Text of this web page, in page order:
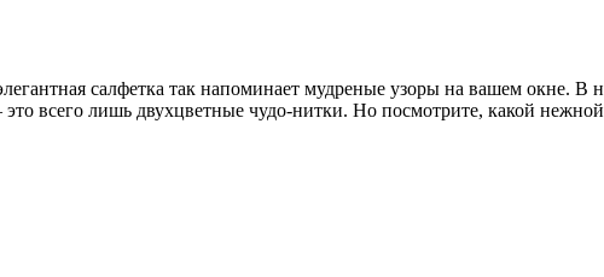
салфетка так напоминает мудреные узоры на вашем окне. В
всего лишь двухцветные чудо-нитки. Но посмотрите, какой